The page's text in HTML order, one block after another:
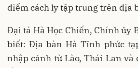
điểm cách ly tập trung trên địa
Đại tá Hà Học Chiến, Chính ủy
biết: Địa bàn Hà Tĩnh phức
nhập cảnh từ Lào, Thái Lan và